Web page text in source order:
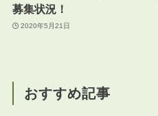
募集状況！
2020年5月21日
おすすめ記事